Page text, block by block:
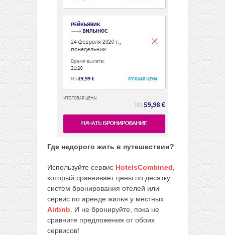
Где недорого жить в путешествии?
Используйте сервис HotelsCombined
который сравнивает цены по десятку
систем бронирования отелей или
сервис по аренде жилья у местных
Airbnb . И не бронируйте, пока не
сравните предложения от обоих
сервисов!